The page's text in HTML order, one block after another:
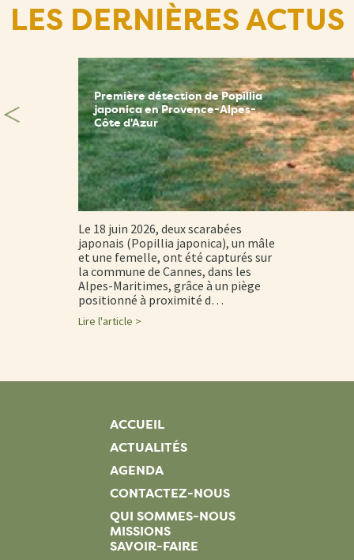
LES DERNIÈRES ACTUS
Première détection de Popillia
japonica en Provence-Alpes-
Côte d'Azur
Le 18 juin 2026, deux scarabées
japonais (Popillia japonica), un mâle
et une femelle, ont été capturés sur
la commune de Cannes, dans les
Alpes-Maritimes, grâce à un piège
positionné à proximité d…
Lire l'article >
ACCUEIL
ACTUALITÉS
AGENDA
CONTACTEZ-NOUS
QUI SOMMES-NOUS
MISSIONS
SAVOIR-FAIRE